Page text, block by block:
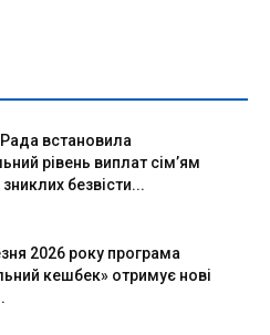
встановила
рівень виплат сім’ям
зниклих безвісти...
2026 року програма
кешбек» отримує нові